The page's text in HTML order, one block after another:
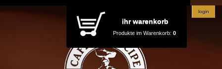
ihr warenkorb
Produkte im Warenkorb: 0
login